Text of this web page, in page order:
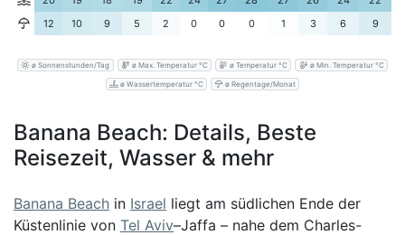
12
10 9 5 2 0 0 0 1 3 6 9
ø Sonnenstunden/Tag ø Max. Temperatur °C ø Temperatur °C ø Min. Temperatur °C
ø Wassertemperatur °C ø Regentage/Monat
Banana Beach: Details, Beste
Reisezeit, Wasser & mehr
Banana Beach in Israel liegt am südlichen Ende der
Küstenlinie von Tel Aviv–Jaffa – nahe dem Charles-